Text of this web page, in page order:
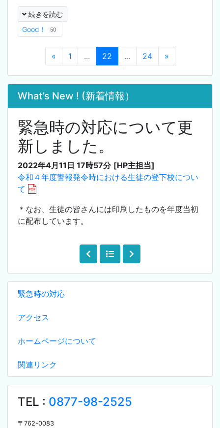
緊急時の対応
アクセス
ホームページについて
関連リンク
TEL : 0877-98-2525
〒 762-0083
続きを読む
Good！
50
« 1 ... 22 ... 24 »
What’s New ! (新着情報）
緊急時の対応について更
新しました。
2022年4月11日 17時57分 [HP主担当]
令和４年度警報発令時における生徒の登下校につい
て
＊なお、生徒の皆さんには印刷したものを年度当初
に配布しています。